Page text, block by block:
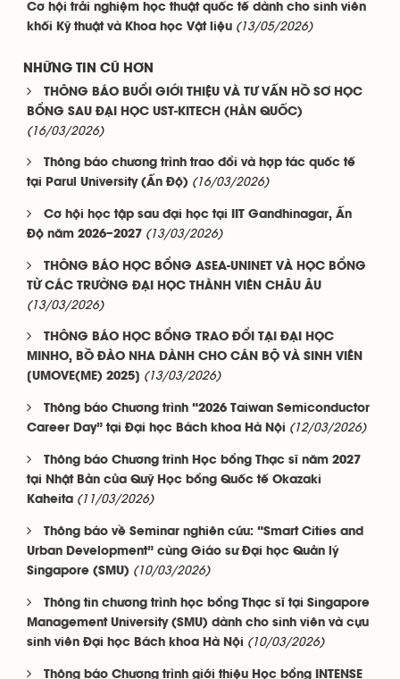
Cơ hội trải nghiệm học thuật quốc tế dành cho sinh viên
khối Kỹ thuật và Khoa học Vật liệu (13/05/2026)
NHỮNG TIN CŨ HƠN
THÔNG BÁO BUỔI GIỚI THIỆU VÀ TƯ VẤN HỒ SƠ HỌC
BỔNG SAU ĐẠI HỌC UST-KITECH (HÀN QUỐC)
(16/03/2026)
Thông báo chương trình trao đổi và hợp tác quốc tế
tại Parul University (Ấn Độ) (16/03/2026)
Cơ hội học tập sau đại học tại IIT Gandhinagar, Ấn
Độ năm 2026–2027 (13/03/2026)
THÔNG BÁO HỌC BỔNG ASEA-UNINET VÀ HỌC BỔNG
TỪ CÁC TRƯỜNG ĐẠI HỌC THÀNH VIÊN CHÂU ÂU
(13/03/2026)
THÔNG BÁO HỌC BỔNG TRAO ĐỔI TẠI ĐẠI HỌC
MINHO, BỒ ĐÀO NHA DÀNH CHO CÁN BỘ VÀ SINH VIÊN
[UMOVE(ME) 2025] (13/03/2026)
Thông báo Chương trình “2026 Taiwan Semiconductor
Career Day” tại Đại học Bách khoa Hà Nội (12/03/2026)
Thông báo Chương trình Học bổng Thạc sĩ năm 2027
tại Nhật Bản của Quỹ Học bổng Quốc tế Okazaki
Kaheita (11/03/2026)
Thông báo về Seminar nghiên cứu: “Smart Cities and
Urban Development” cùng Giáo sư Đại học Quản lý
Singapore (SMU) (10/03/2026)
Thông tin chương trình học bổng Thạc sĩ tại Singapore
Management University (SMU) dành cho sinh viên và cựu
sinh viên Đại học Bách khoa Hà Nội (10/03/2026)
Thông báo Chương trình giới thiệu Học bổng INTENSE